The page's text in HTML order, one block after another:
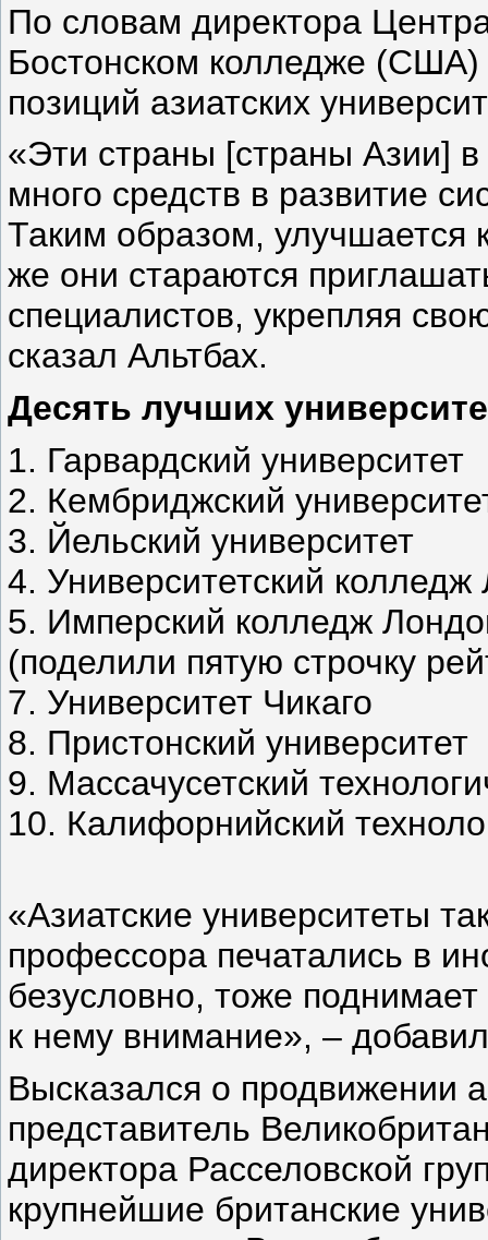
По словам директора
Бостонском колледже (США)
позиций азиатских
«Эти страны [страны Азии]
много средств в развитие
Таким образом, улучшается
же они стараются
специалистов, укрепляя
сказал Альтбах.
Десять лучших
1. Гарвардский университет
2. Кембриджский
3. Йельский университет
4. Университетский
5. Имперский колледж
(поделили пятую строчку
7. Университет Чикаго
8. Пристонский университет
9. Массачусетский
10. Калифорнийский
«Азиатские университеты
профессора печатались в
безусловно, тоже
к нему внимание», –
Высказался о продвижении
представитель
директора Расселовской
крупнейшие британские